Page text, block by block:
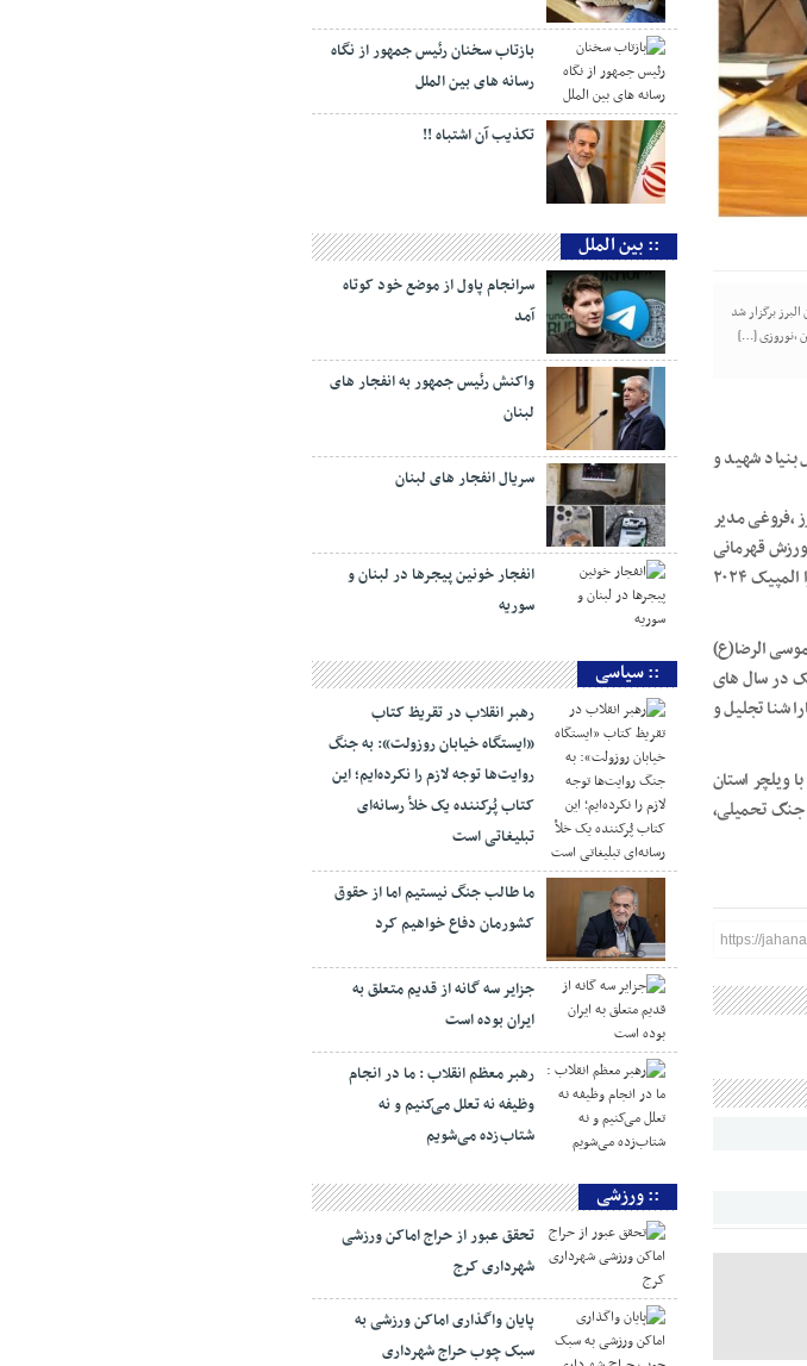
برگزار شد
،نوروزی […]
بنیاد شهید و
،فروغی مدیر
قهرمانی
اداره کل ورزش و جوانان از “ظفر ذاکر” نایب قهرمان پارا المپیک در رشته پارا دومیدانی در مسابقات پارا المپیک ۲۰۲۴
الرضا(ع)
در سال های
شنا تجلیل و
با ویلچر استان
جنگ تحمیلی،
https://
بازتاب سخنان رئیس جمهور از نگاه
رسانه های بین الملل
تکذیب آن اشتباه !!
:: بین الملل
سرانجام پاول از موضع خود کوتاه
آمد
واکنش رئیس جمهور به انفجار های
لبنان
سریال انفجار های لبنان
انفجار خونین پیجرها در لبنان و
سوریه
:: سیاسی
رهبر انقلاب در تقریظ کتاب
«ایستگاه خیابان روزولت»: به جنگ
روایت‌ها توجه لازم را نکرده‌ایم؛ این
کتاب پُرکننده‌ یک خلأ رسانه‌ای
تبلیغاتی است
ما طالب جنگ نیستیم اما از حقوق
کشورمان دفاع خواهیم کرد
جزایر سه گانه از قدیم متعلق به
ایران بوده است
رهبر معظم انقلاب : ما در انجام
وظیفه نه تعلل می‌کنیم و نه
شتاب‌زده می‌شویم
:: ورزشی
تحقق عبور از حراج اماکن ورزشی
شهرداری کرج
پایان واگذاری اماکن ورزشی به
سبک چوب حراج شهرداری